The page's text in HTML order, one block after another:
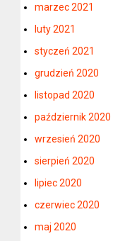
marzec 2021
luty 2021
styczeń 2021
grudzień 2020
listopad 2020
październik 2020
wrzesień 2020
sierpień 2020
lipiec 2020
czerwiec 2020
maj 2020